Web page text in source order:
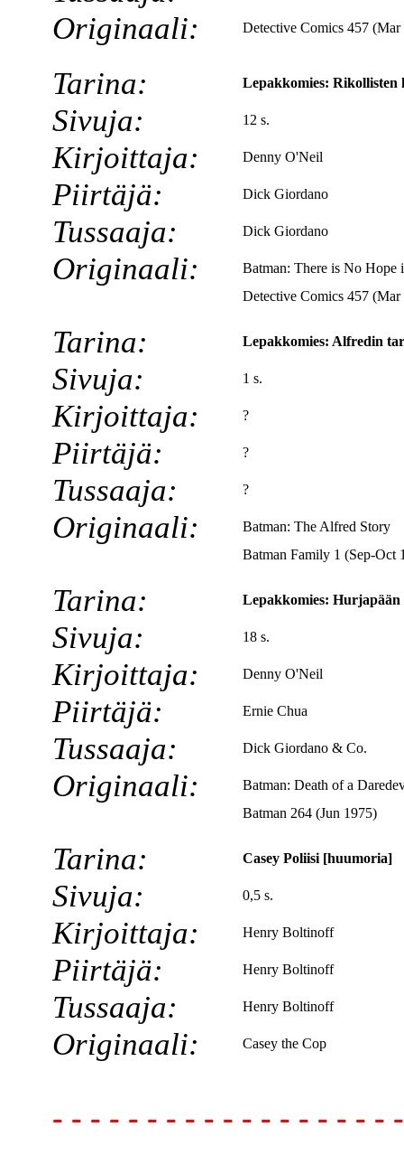
Originaali: Detective Comics 457 (Mar
Tarina: Lepakkomies: Rikollisten
Sivuja: 12 s.
Kirjoittaja: Denny O'Neil
Piirtäjä: Dick Giordano
Tussaaja: Dick Giordano
Originaali:
Batman: There is No Hope
Detective Comics 457 (Mar
Tarina: Lepakkomies: Alfredin
Sivuja: 1 s.
Kirjoittaja: ?
Piirtäjä: ?
Tussaaja: ?
Originaali:
Batman: The Alfred Story
Batman Family 1 (Sep-Oct
Tarina: Lepakkomies: Hurjapään
Sivuja: 18 s.
Kirjoittaja: Denny O'Neil
Piirtäjä: Ernie Chua
Tussaaja: Dick Giordano & Co.
Originaali:
Batman: Death of a
Batman 264 (Jun 1975)
Tarina: Casey Poliisi [huumoria]
Sivuja: 0,5 s.
Kirjoittaja: Henry Boltinoff
Piirtäjä: Henry Boltinoff
Tussaaja: Henry Boltinoff
Originaali: Casey the Cop
- - - - - - - - - - - - - - - - - -